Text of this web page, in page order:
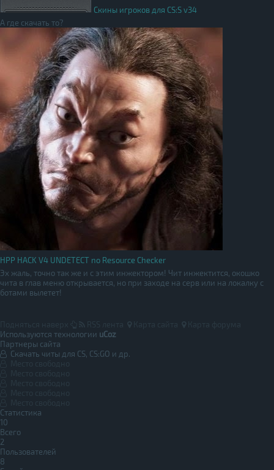
Скины игроков для CS:S v34
А где скачать то?
HPP HACK V4 UNDETECT no Resource Checker
Эх жаль, точно так же и с этим инжектором! Чит инжектится, окошко
чита в глав меню открывается, но при заходе на серв или на локалку с
ботами вылетет!
Используются технологии uCoz
Партнеры сайта
Скачать читы для CS, CS:GO и др.
Статистика
10
Всего
2
Пользователей
8